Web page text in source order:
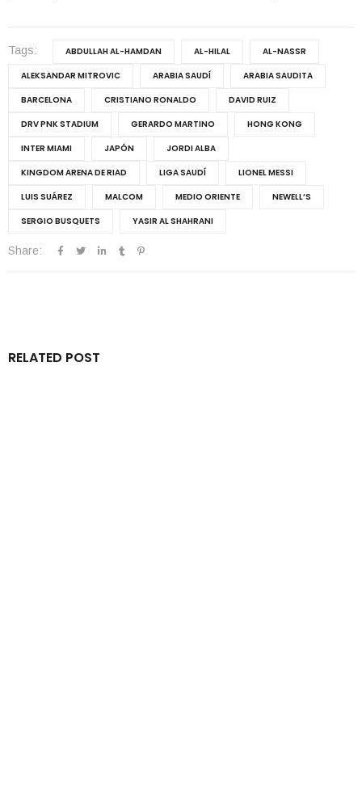
Tags: ABDULLAH AL-HAMDAN AL-HILAL
AL-NASSR
ALEKSANDAR MITROVIC
ARABIA SAUDÍ
ARABIA SAUDITA
BARCELONA
CRISTIANO RONALDO
DAVID RUIZ
DRV PNK STADIUM
GERARDO MARTINO
HONG KONG
INTER MIAMI
JAPÓN
JORDI ALBA
KINGDOM ARENA DE RIAD
LIGA SAUDÍ
LIONEL MESSI
LUIS SUÁREZ
MALCOM MEDIO ORIENTE
NEWELL’S
SERGIO BUSQUETS
YASIR AL SHAHRANI
Share:
RELATED POST